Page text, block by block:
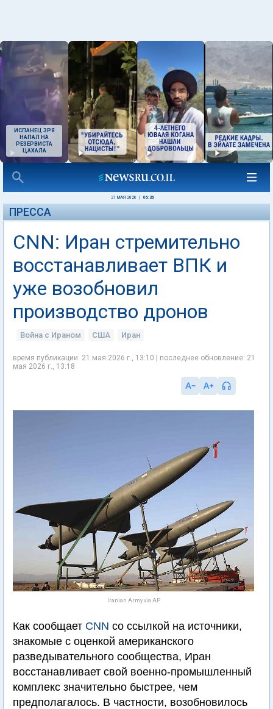
ИСПАНЕЦ ЗРЯ
НАПАЛ НА
РЕЗЕРВИСТА
ЦАХАЛА
21 МАЯ 2026 06:36
ПРЕССА
CNN: Иран стремительно
восстанавливает ВПК и
уже возобновил
производство дронов
Война с Ираном США Иран
время публикации: 21 мая 2026 г., 13:10 | последнее обновление: 21
мая 2026 г., 13:18
Iranian Army via AP
Как сообщает CNN со ссылкой на источники,
знакомые с оценкой американского
разведывательного сообщества, Иран
восстанавливает свой военно-промышленный
комплекс значительно быстрее, чем
предполагалось. В частности, возобновилось